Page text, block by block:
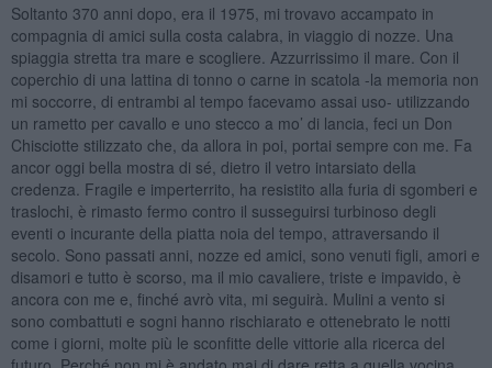
Soltanto 370 anni dopo, era il 1975, mi trovavo accampato in
compagnia di amici sulla costa calabra, in viaggio di nozze. Una
spiaggia stretta tra mare e scogliere. Azzurrissimo il mare. Con il
coperchio di una lattina di tonno o carne in scatola -la memoria non
mi soccorre, di entrambi al tempo facevamo assai uso- utilizzando
un rametto per cavallo e uno stecco a mo’ di lancia, feci un Don
Chisciotte stilizzato che, da allora in poi, portai sempre con me. Fa
ancor oggi bella mostra di sé, dietro il vetro intarsiato della
credenza. Fragile e imperterrito, ha resistito alla furia di sgomberi e
traslochi, è rimasto fermo contro il susseguirsi turbinoso degli
eventi o incurante della piatta noia del tempo, attraversando il
secolo. Sono passati anni, nozze ed amici, sono venuti figli, amori e
disamori e tutto è scorso, ma il mio cavaliere, triste e impavido, è
ancora con me e, finché avrò vita, mi seguirà. Mulini a vento si
sono combattuti e sogni hanno rischiarato e ottenebrato le notti
come i giorni, molte più le sconfitte delle vittorie alla ricerca del